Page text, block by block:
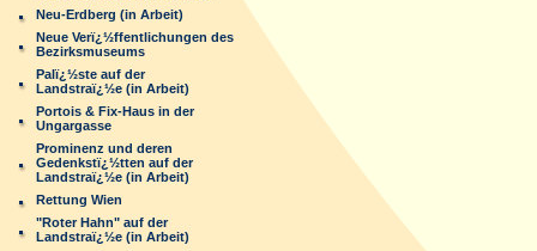
Neu-Erdberg (in Arbeit)
Neue Verï¿½ffentlichungen des
Bezirksmuseums
Palï¿½ste auf der
Landstraï¿½e (in Arbeit)
Portois & Fix-Haus in der
Ungargasse
Prominenz und deren
Gedenkstï¿½tten auf der
Landstraï¿½e (in Arbeit)
Rettung Wien
"Roter Hahn" auf der
Landstraï¿½e (in Arbeit)